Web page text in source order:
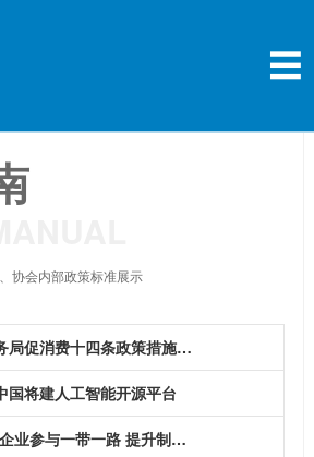
协会内部政策标准展示
邢台市商务局促消费十四条政策措施明白卡
国将建人工智能开源平台
万钢说，我们做的第一件事就是启动了人工
雷军:鼓励企业参与一带一路 提升制造和设计